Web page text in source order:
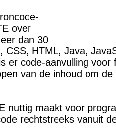
over
dan 30
CSS, HTML, Java,
er code-aanvulling voor
van de inhoud om de
nuttig maakt voor
rechtstreeks vanuit